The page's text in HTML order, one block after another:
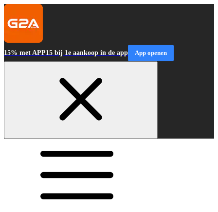
15% met APP15 bij 1e aankoop in de app App openen